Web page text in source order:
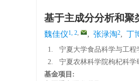
基于主成分分析和聚
魏佳仪1, 2, , 张渌淘2, 丁
1.
宁夏大学食品科学与工程
2.
宁夏农林科学院枸杞科学
基金项目: